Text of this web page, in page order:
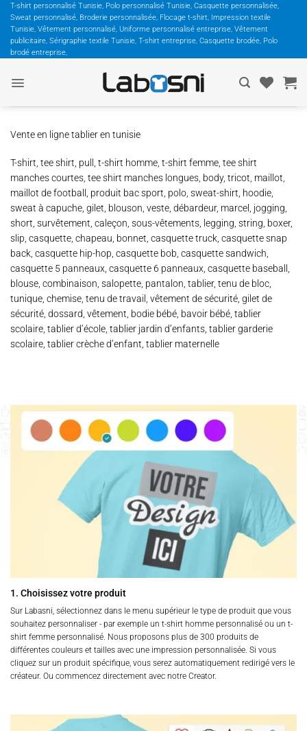
Passer
contenu
T-shirt personnalisé Tunisie, Polo personnalisé Tunisie, Casquette personnalisée,
Sweat personnalisé, Broderie personnalisée, Flocage t-shirt, Impression textile
Tunisie, Vêtement personnalisé, Uniforme personnalisé entreprise, Vêtement
publicitaire, Sérigraphie textile Tunisie, T-shirt entreprise, Casquette brodée, Polo
brodé entreprise,
Vente en ligne tablier en tunisie
T-shirt, tee shirt, pull, t-shirt homme, t-shirt femme, tee shirt
manches courtes, tee shirt manches longues, body, tricot, maillot,
maillot de football, produit bac sport, polo, sweat-shirt, hoodie,
sweat à capuche, gilet, blouson, veste, débardeur, marcel, jogging,
short, survêtement, caleçon, sous-vêtements, legging, string, boxer,
slip, casquette, chapeau, bonnet, casquette truck, casquette snap
back, casquette hip-hop, casquette bob, casquette sandwich,
casquette 5 panneaux, casquette 6 panneaux, casquette baseball,
blouse, combinaison, salopette, pantalon, tablier, tenu de bloc,
tunique, chemise, tenu de travail, vêtement de sécurité, gilet de
sécurité, dossard, vêtement, bodie bébé, bavoir bébé, tablier
scolaire, tablier d’école, tablier jardin d’enfants, tablier garderie
scolaire, tablier crèche d’enfant, tablier maternelle
1. Choisissez votre produit
Sur Labasni, sélectionnez dans le menu supérieur le type de produit que vous
souhaitez personnaliser - par exemple un t-shirt homme personnalisé ou un t-
shirt femme personnalisé. Nous proposons plus de 300 produits de
différentes couleurs et tailles avec une impression personnalisée. Si vous
cliquez sur un produit spécifique, vous serez automatiquement redirigé vers le
créateur. Ou commencez directement avec notre Creator.